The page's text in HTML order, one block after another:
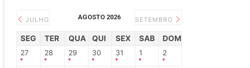
JULHO AGOSTO 2026 SETEMBRO
SEG TER QUA QUI SEX SAB DOM
27 28 29 30 31 1 2